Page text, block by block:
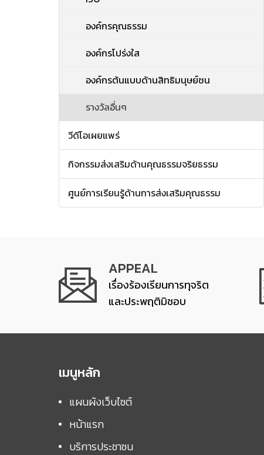
องค์กรคุณธรรม
องค์กรโปร่งใส
องค์กรต้นแบบด้านสิทธิมนุษย์ชน
รางวัลอื่นๆ
วีดีโอเผยแพร่
กิจกรรมส่งเสริมด้านคุณธรรมจริยธรรม
ศูนย์การเรียนรู้ด้านการส่งเสริมคุณธรรม
APPEAL
เรื่องร้องเรียนการทุจริต
และประพฤติมิชอบ
เมนูหลัก
แผนผังเว็บไซต์
หน้าแรก
บริการประชาชน